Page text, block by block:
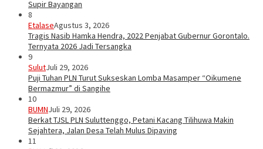
Supir Bayangan
8
EtalaseAgustus 3, 2026
Tragis Nasib Hamka Hendra, 2022 Penjabat Gubernur Gorontalo.
Ternyata 2026 Jadi Tersangka
9
SulutJuli 29, 2026
Puji Tuhan PLN Turut Sukseskan Lomba Masamper “Oikumene
Bermazmur” di Sangihe
10
BUMNJuli 29, 2026
Berkat TJSL PLN Suluttenggo, Petani Kacang Tilihuwa Makin
Sejahtera, Jalan Desa Telah Mulus Dipaving
11